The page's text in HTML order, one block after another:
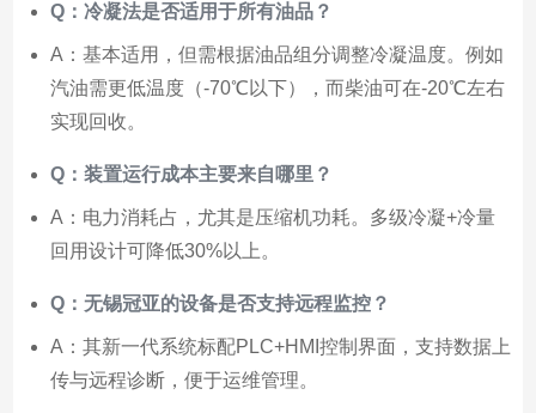
Q：冷凝法是否适用于所有油品？
A：基本适用，但需根据油品组分调整冷凝温度。例如
汽油需更低温度（-70℃以下），而柴油可在-20℃左右
实现回收。
Q：装置运行成本主要来自哪里？
A：电力消耗占，尤其是压缩机功耗。多级冷凝+冷量
回用设计可降低30%以上。
Q：无锡冠亚的设备是否支持远程监控？
A：其新一代系统标配PLC+HMI控制界面，支持数据上
传与远程诊断，便于运维管理。